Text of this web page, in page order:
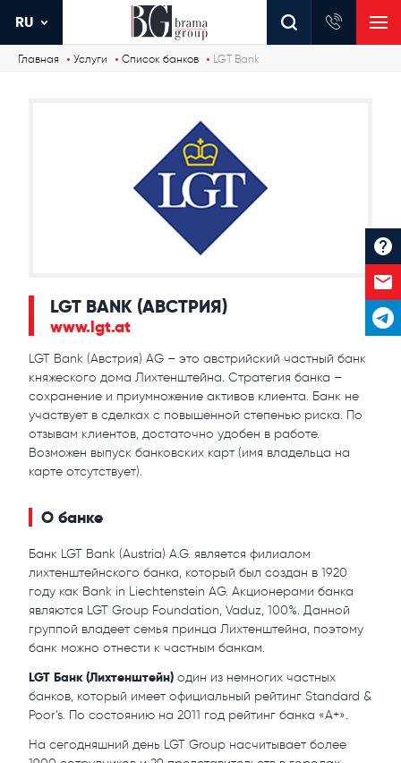
RU
Главная Услуги Список банков LGT Bank
LGT BANK (АВСТРИЯ)
www.lgt.at
LGT Bank (Австрия) AG – это австрийский частный банк
княжеского дома Лихтенштейна. Стратегия банка –
сохранение и приумножение активов клиента. Банк не
участвует в сделках с повышенной степенью риска. По
отзывам клиентов, достаточно удобен в работе.
Возможен выпуск банковских карт (имя владельца на
карте отсутствует).
О банке
Банк LGT Bank (Austria) A.G. является филиалом
лихтенштейнского банка, который был создан в 1920
году как Bank in Liechtenstein AG. Акционерами банка
являются LGT Group Foundation, Vaduz, 100%. Данной
группой владеет семья принца Лихтенштейна, поэтому
банк можно отнести к частным банкам.
LGT Банк (Лихтенштейн) один из немногих частных
банков, который имеет официальный рейтинг Standard &
Poor’s. По состоянию на 2011 год рейтинг банка «А+».
На сегодняшний день LGT Group насчитывает более